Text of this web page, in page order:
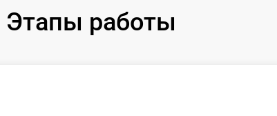
Этапы работы